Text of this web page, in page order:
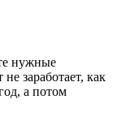
нужные
заработает, как
а потом